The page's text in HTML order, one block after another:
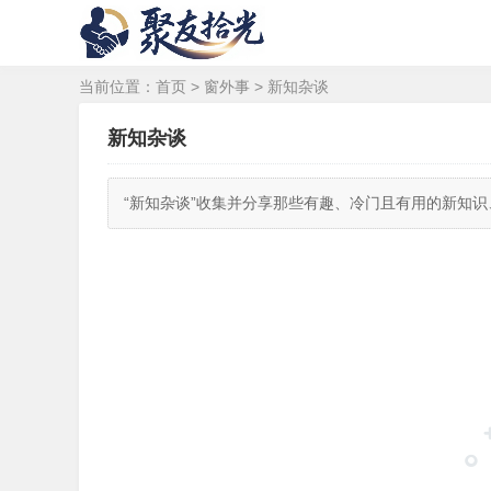
当前位置： 首页 > 窗外事 > 新知杂谈
新知杂谈
“新知杂谈”收集并分享那些有趣、冷门且有用的新知